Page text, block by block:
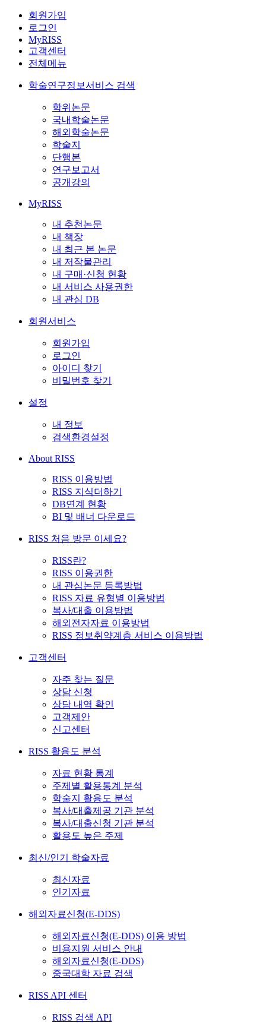
회원가입
로그인
MyRISS
고객센터
전체메뉴
학술연구정보서비스 검색
학위논문
국내학술논문
해외학술논문
학술지
단행본
연구보고서
공개강의
MyRISS
내 추천논문
내 책장
내 최근 본 논문
내 저작물관리
내 구매·신청 현황
내 서비스 사용권한
내 관심 DB
회원서비스
회원가입
로그인
아이디 찾기
비밀번호 찾기
설정
내 정보
검색환경설정
About RISS
RISS 이용방법
RISS 지식더하기
DB연계 현황
BI 및 배너 다운로드
RISS 처음 방문 이세요?
RISS란?
RISS 이용권한
내 관심논문 등록방법
RISS 자료 유형별 이용방법
복사/대출 이용방법
해외전자자료 이용방법
RISS 정보취약계층 서비스 이용방법
고객센터
자주 찾는 질문
상담 신청
상담 내역 확인
고객제안
신고센터
RISS 활용도 분석
자료 현황 통계
주제별 활용통계 분석
학술지 활용도 분석
복사/대출제공 기관 분석
복사/대출신청 기관 분석
활용도 높은 주제
최신/인기 학술자료
최신자료
인기자료
해외자료신청(E-DDS)
해외자료신청(E-DDS) 이용 방법
비용지원 서비스 안내
해외자료신청(E-DDS)
중국대학 자료 검색
RISS API 센터
RISS 검색 API